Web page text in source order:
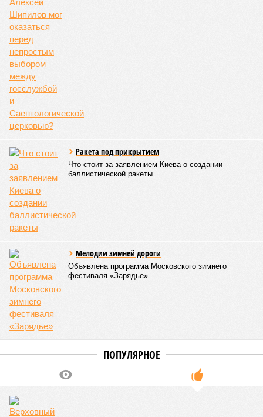
Ракета под прикрытием
Что стоит за заявлением Киева о создании
баллистической ракеты
Мелодии зимней дороги
Объявлена программа Московского зимнего
фестиваля «Зарядье»
ПОПУЛЯРНОЕ